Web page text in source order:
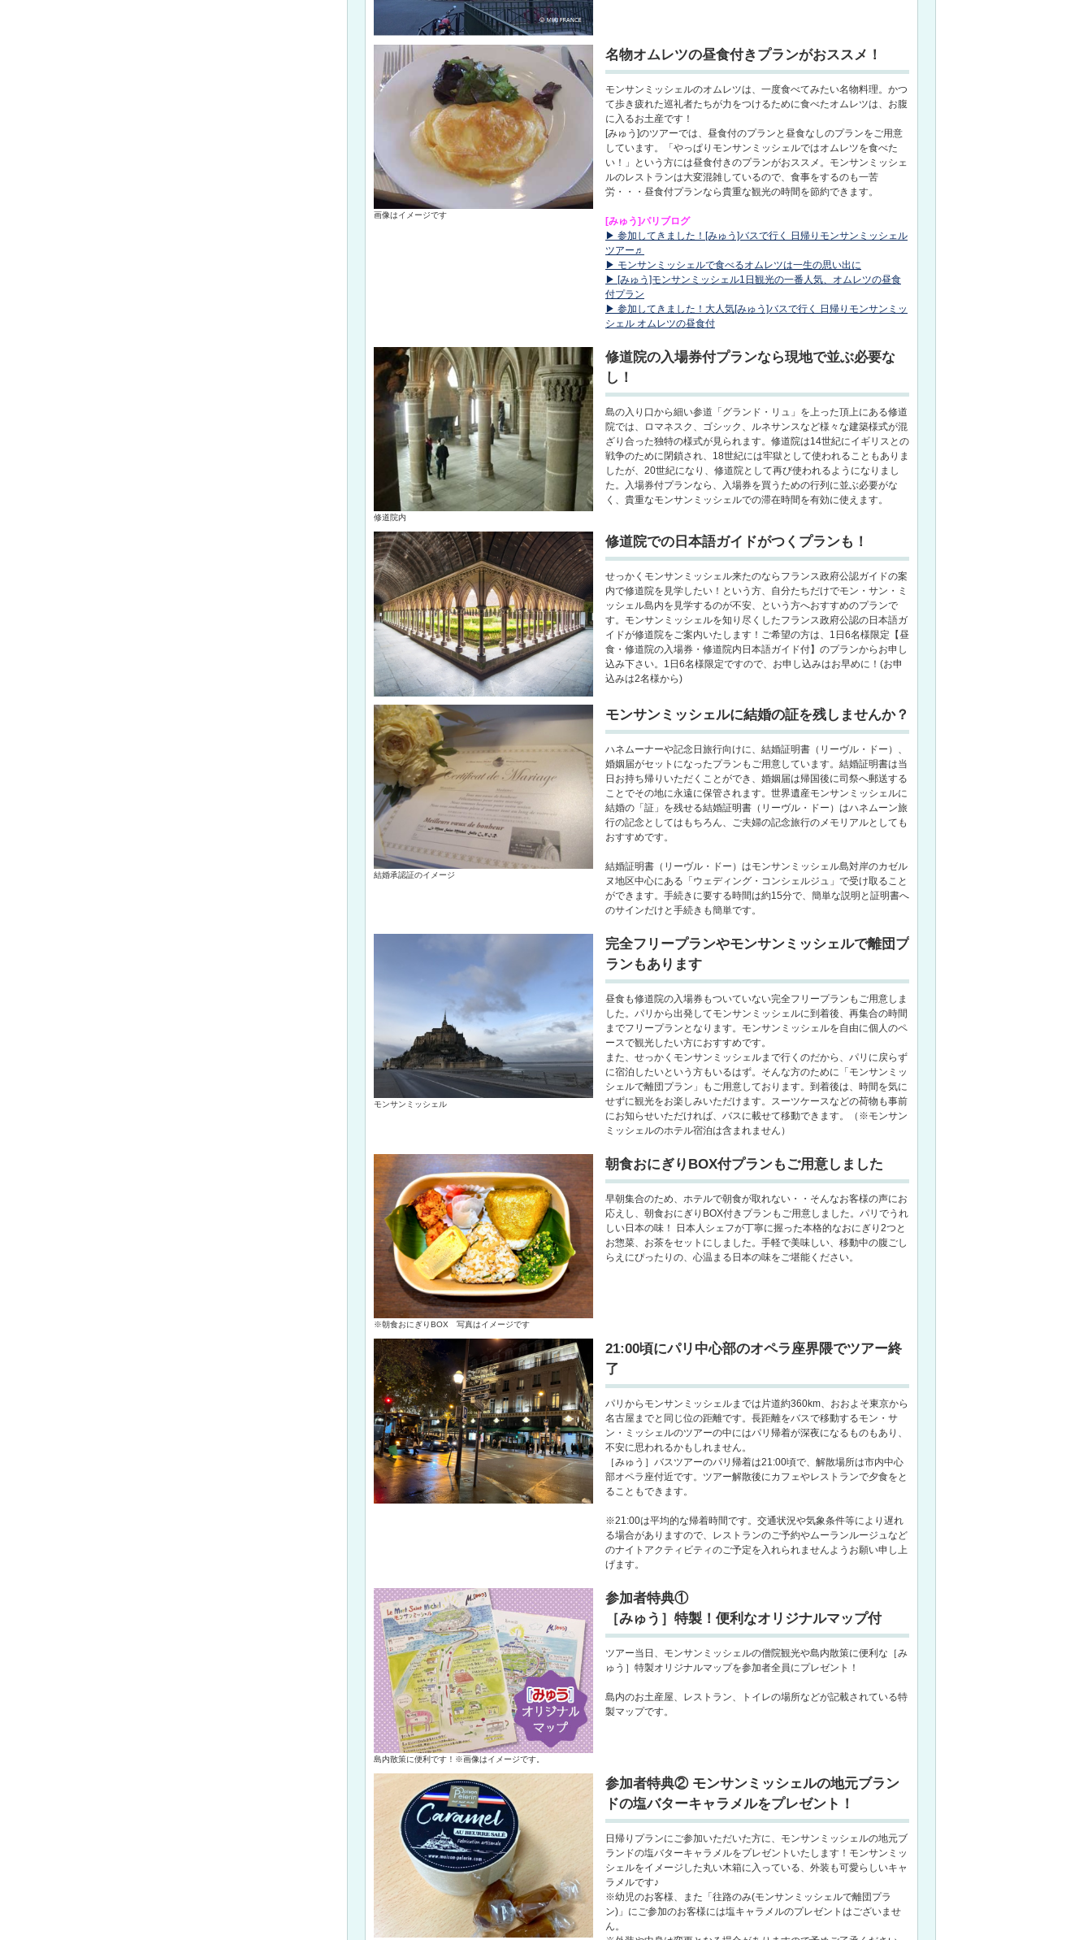
画像はイメージです
名物オムレツの昼食付きプランがおススメ！
モンサンミッシェルのオムレツは、一度食べてみたい名物料理。かつ
て歩き疲れた巡礼者たちが力をつけるために食べたオムレツは、お腹
に入るお土産です！
[みゅう]のツアーでは、昼食付のプランと昼食なしのプランをご用意
しています。「やっぱりモンサンミッシェルではオムレツを食べた
い！」という方には昼食付きのプランがおススメ。モンサンミッシェ
ルのレストランは大変混雑しているので、食事をするのも一苦
労・・・昼食付プランなら貴重な観光の時間を節約できます。
[みゅう]パリブログ
▶ 参加してきました！[みゅう]バスで行く 日帰りモンサンミッシェル
ツアー♬
▶ モンサンミッシェルで食べるオムレツは一生の思い出に
▶ [みゅう]モンサンミッシェル1日観光の一番人気、オムレツの昼食
付プラン
▶ 参加してきました！大人気[みゅう]バスで行く 日帰りモンサンミッ
シェル オムレツの昼食付
修道院内
修道院の入場券付プランなら現地で並ぶ必要な
し！
島の入り口から細い参道「グランド・リュ」を上った頂上にある修道
院では、ロマネスク、ゴシック、ルネサンスなど様々な建築様式が混
ざり合った独特の様式が見られます。修道院は14世紀にイギリスとの
戦争のために閉鎖され、18世紀には牢獄として使われることもありま
したが、20世紀になり、修道院として再び使われるようになりまし
た。入場券付プランなら、入場券を買うための行列に並ぶ必要がな
く、貴重なモンサンミッシェルでの滞在時間を有効に使えます。
修道院での日本語ガイドがつくプランも！
せっかくモンサンミッシェル来たのならフランス政府公認ガイドの案
内で修道院を見学したい！という方、自分たちだけでモン・サン・ミ
ッシェル島内を見学するのが不安、という方へおすすめのプランで
す。モンサンミッシェルを知り尽くしたフランス政府公認の日本語ガ
イドが修道院をご案内いたします！ご希望の方は、1日6名様限定【昼
食・修道院の入場券・修道院内日本語ガイド付】のプランからお申し
込み下さい。1日6名様限定ですので、お申し込みはお早めに！(お申
込みは2名様から)
結婚承認証のイメージ
モンサンミッシェルに結婚の証を残しませんか？
ハネムーナーや記念日旅行向けに、結婚証明書（リーヴル・ドー）、
婚姻届がセットになったプランもご用意しています。結婚証明書は当
日お持ち帰りいただくことができ、婚姻届は帰国後に司祭へ郵送する
ことでその地に永遠に保管されます。世界遺産モンサンミッシェルに
結婚の「証」を残せる結婚証明書（リーヴル・ドー）はハネムーン旅
行の記念としてはもちろん、ご夫婦の記念旅行のメモリアルとしても
おすすめです。
結婚証明書（リーヴル・ドー）はモンサンミッシェル島対岸のカゼル
ヌ地区中心にある「ウェディング・コンシェルジュ」で受け取ること
ができます。手続きに要する時間は約15分で、簡単な説明と証明書へ
のサインだけと手続きも簡単です。
モンサンミッシェル
完全フリープランやモンサンミッシェルで離団プ
ランもあります
昼食も修道院の入場券もついていない完全フリープランもご用意しま
した。パリから出発してモンサンミッシェルに到着後、再集合の時間
までフリープランとなります。モンサンミッシェルを自由に個人のペ
ースで観光したい方におすすめです。
また、せっかくモンサンミッシェルまで行くのだから、パリに戻らず
に宿泊したいという方もいるはず。そんな方のために「モンサンミッ
シェルで離団プラン」もご用意しております。到着後は、時間を気に
せずに観光をお楽しみいただけます。スーツケースなどの荷物も事前
にお知らせいただければ、バスに載せて移動できます。（※モンサン
ミッシェルのホテル宿泊は含まれません）
※朝食おにぎりBOX 写真はイメージです
朝食おにぎりBOX付プランもご用意しました
早朝集合のため、ホテルで朝食が取れない・・そんなお客様の声にお
応えし、朝食おにぎりBOX付きプランもご用意しました。パリでうれ
しい日本の味！ 日本人シェフが丁寧に握った本格的なおにぎり2つと
お惣菜、お茶をセットにしました。手軽で美味しい、移動中の腹ごし
らえにぴったりの、心温まる日本の味をご堪能ください。
21:00頃にパリ中心部のオペラ座界隈でツアー終
了
パリからモンサンミッシェルまでは片道約360km、おおよそ東京から
名古屋までと同じ位の距離です。長距離をバスで移動するモン・サ
ン・ミッシェルのツアーの中にはパリ帰着が深夜になるものもあり、
不安に思われるかもしれません。
［みゅう］バスツアーのパリ帰着は21:00頃で、解散場所は市内中心
部オペラ座付近です。ツアー解散後にカフェやレストランで夕食をと
ることもできます。
※21:00は平均的な帰着時間です。交通状況や気象条件等により遅れ
る場合がありますので、レストランのご予約やムーランルージュなど
のナイトアクティビティのご予定を入れられませんようお願い申し上
げます。
島内散策に便利です！※画像はイメージです。
参加者特典①
［みゅう］特製！便利なオリジナルマップ付
ツアー当日、モンサンミッシェルの僧院観光や島内散策に便利な［み
ゅう］特製オリジナルマップを参加者全員にプレゼント！
島内のお土産屋、レストラン、トイレの場所などが記載されている特
製マップです。
参加者特典② モンサンミッシェルの地元ブラン
ドの塩バターキャラメルをプレゼント！
日帰りプランにご参加いただいた方に、モンサンミッシェルの地元ブ
ランドの塩バターキャラメルをプレゼントいたします！モンサンミッ
シェルをイメージした丸い木箱に入っている、外装も可愛らしいキャ
ラメルです♪
※幼児のお客様、また「往路のみ(モンサンミッシェルで離団プラ
ン)」にご参加のお客様には塩キャラメルのプレゼントはございませ
ん。